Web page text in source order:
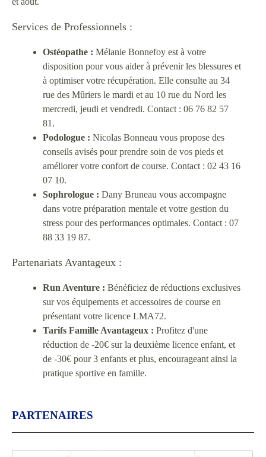
Services de Professionnels :
Ostéopathe : Mélanie Bonnefoy est à votre
disposition pour vous aider à prévenir les blessures et
à optimiser votre récupération. Elle consulte au 34
rue des Mûriers le mardi et au 10 rue du Nord les
mercredi, jeudi et vendredi. Contact : 06 76 82 57
81.
Podologue : Nicolas Bonneau vous propose des
conseils avisés pour prendre soin de vos pieds et
améliorer votre confort de course. Contact : 02 43 16
07 10.
Sophrologue : Dany Bruneau vous accompagne
dans votre préparation mentale et votre gestion du
stress pour des performances optimales. Contact : 07
88 33 19 87.
Partenariats Avantageux :
Run Aventure : Bénéficiez de réductions exclusives
sur vos équipements et accessoires de course en
présentant votre licence LMA72.
Tarifs Famille Avantageux : Profitez d'une
réduction de -20€ sur la deuxième licence enfant, et
de -30€ pour 3 enfants et plus, encourageant ainsi la
pratique sportive en famille.
PARTENAIRES